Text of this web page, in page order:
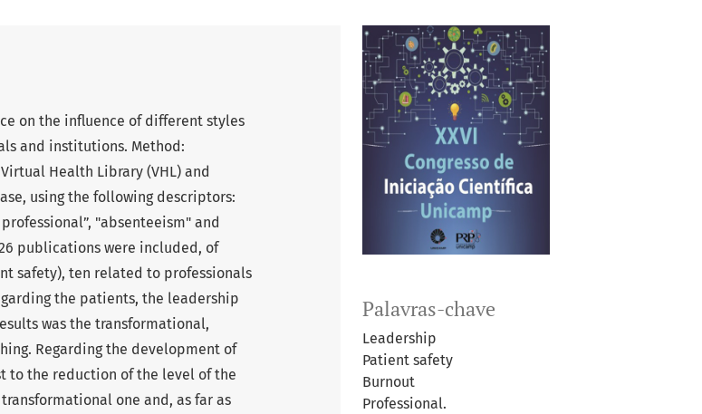
Palavras-chave
Leadership
Patient safety
Burnout
Professional.
on the influence of different styles
and institutions. Method:
Health Library (VHL) and
using the following descriptors:
"absenteeism" and
publications were included, of
safety), ten related to professionals
the patients, the leadership
was the transformational,
Regarding the development of
to the reduction of the level of the
one and, as far as